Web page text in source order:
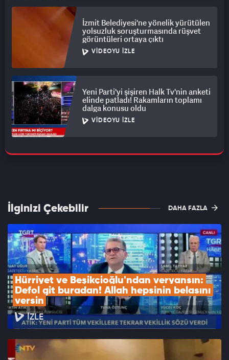
İzmit Belediyesi'ne yönelik yürütülen
yolsuzluk soruşturmasında rüşvet
görüntüleri ortaya çıktı
VIDEOYU İZLE
Yeni Parti'yi şişiren Halk Tv'nin anketi
elinde patladı! Rakamların toplamı
dalga konusu oldu
VIDEOYU İZLE
İlginizi Çekebilir DAHA FAZLA
Hürriyet ve Beşikçioğlu'ndan veryansın:
Defol git buradan! Allah hepsinin belasını
versin
İZLE